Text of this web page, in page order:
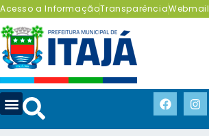
Acesso a InformaçãoTransparênciaWebmail